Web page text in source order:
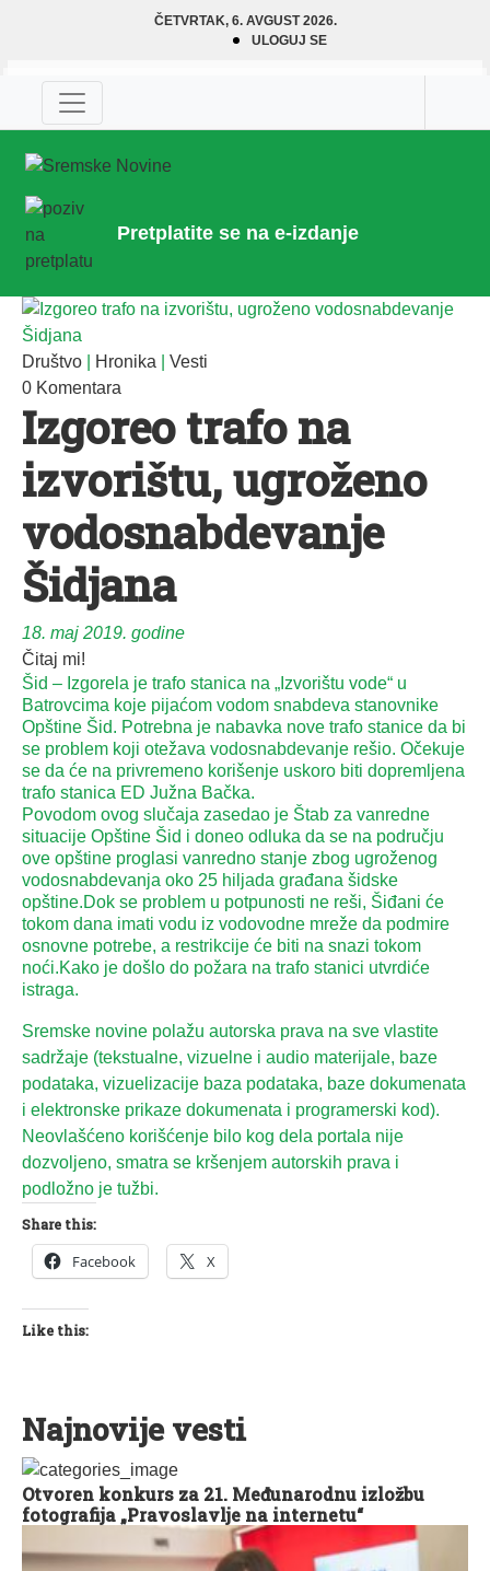
ČETVRTAK, 6. AVGUST 2026.
ULOGUJ SE
Pretplatite se na e-izdanje
Društvo Hronika
Vesti
0 Komentara
Izgoreo trafo na
izvorištu, ugroženo
vodosnabdevanje
Šidjana
18. maj 2019. godine
Čitaj mi!
Šid – Izgorela je trafo stanica na „Izvorištu vode“ u
Batrovcima koje pijaćom vodom snabdeva stanovnike
Opštine Šid. Potrebna je nabavka nove trafo stanice da bi
se problem koji otežava vodosnabdevanje rešio. Očekuje
se da će na privremeno korišenje uskoro biti dopremljena
trafo stanica ED Južna Bačka.
Povodom ovog slučaja zasedao je Štab za vanredne
situacije Opštine Šid i doneo odluka da se na području
ove opštine proglasi vanredno stanje zbog ugroženog
vodosnabdevanja oko 25 hiljada građana šidske
opštine.Dok se problem u potpunosti ne reši, Šiđani će
tokom dana imati vodu iz vodovodne mreže da podmire
osnovne potrebe, a restrikcije će biti na snazi tokom
noći.Kako je došlo do požara na trafo stanici utvrdiće
istraga.
Sremske novine polažu autorska prava na sve vlastite
sadržaje (tekstualne, vizuelne i audio materijale, baze
podataka, vizuelizacije baza podataka, baze dokumenata
i elektronske prikaze dokumenata i programerski kod).
Neovlašćeno korišćenje bilo kog dela portala nije
dozvoljeno, smatra se kršenjem autorskih prava i
podložno je tužbi.
Share this:
Facebook X
Like this:
Najnovije vesti
Otvoren konkurs za 21. Međunarodnu izložbu
fotografija „Pravoslavlje na internetu“